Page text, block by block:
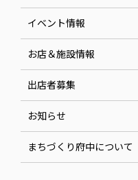
イベント情報
お店＆施設情報
出店者募集
お知らせ
まちづくり府中について